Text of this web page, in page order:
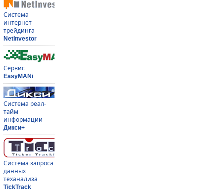
Система
интернет-
трейдинга
NetInvestor
Сервис
EasyMANi
Система реал-
тайм
информации
Дикси+
Система запроса
данных
теханализа
TickTrack